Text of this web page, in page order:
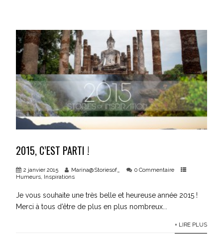
2015, C’EST PARTI !
2 janvier 2015 Marina@Storiesof_
0 Commentaire
Humeurs, Inspirations
Je vous souhaite une très belle et heureuse année 2015 !
Merci à tous d’être de plus en plus nombreux...
+ LIRE PLUS